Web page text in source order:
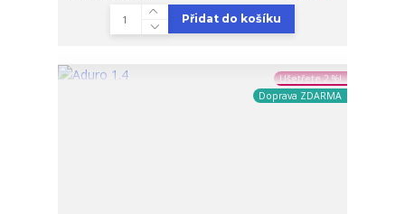
Přidat do košíku
Ušetřete 2 %!
Doprava ZDARMA